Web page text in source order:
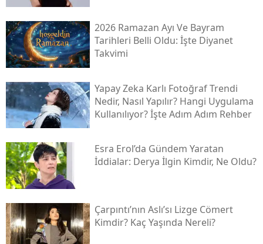
2026 Ramazan Ayı Ve Bayram
Tarihleri Belli Oldu: İşte Diyanet
Takvimi
Yapay Zeka Karlı Fotoğraf Trendi
Nedir, Nasıl Yapılır? Hangi Uygulama
Kullanılıyor? İşte Adım Adım Rehber
Esra Erol’da Gündem Yaratan
İddialar: Derya İlgin Kimdir, Ne Oldu?
Çarpıntı’nın Aslı’sı Lizge Cömert
Kimdir? Kaç Yaşında Nereli?